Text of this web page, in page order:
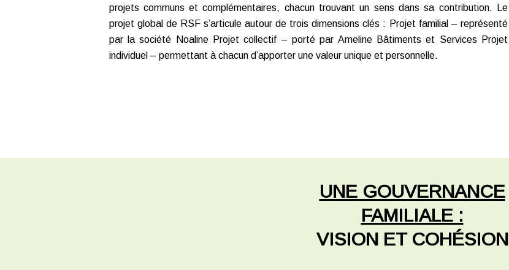
projets communs et complémentaires, chacun trouvant un sens dans sa contribution. Le
projet global de RSF s’articule autour de trois dimensions clés : Projet familial – représenté
par la société Noaline Projet collectif – porté par Ameline Bâtiments et Services Projet
individuel – permettant à chacun d’apporter une valeur unique et personnelle.
UNE GOUVERNANCE
FAMILIALE :
VISION ET COHÉSION